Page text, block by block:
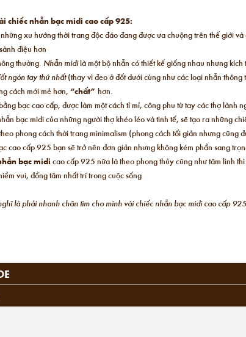
chiếc nhẫn bạc midi cao cấp 925:
xu hướng thời trang độc đáo đang được ưa chuộng trên thế giới
điệu hơn
thường. Nhẫn midilà một bộ nhẫn có thiết kế giống nhau nhưng
ngón tay thứ nhất(thay vì đeo ở đốt dưới cùng như các loại nhẫn thông
cách mới mẻ hơn,“chất” hơn.
bạc cao cấp, được làm một cách tỉ mỉ, công phu từ tay các thợ
bạc midi của những người thợ khéo léo và tinh tế, sẽ tạo ra những
phong cách thời trang minimalism (phong cách tối giản nhưng
cao cấp 925 bạn sẽ trở nên đơn giản nhưng không kém phần sang
bạc midicao cấp 925 nữa là theo phong thủy cũng như tâm linh
vui, đồng tâm nhất trí trong cuộc sống
là phải nhanh chân tìm cho mình vài chiếc nhẫn bạc midi cao cấp